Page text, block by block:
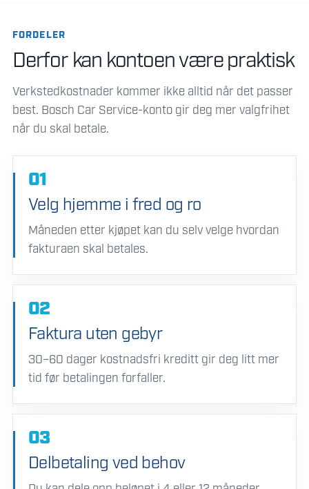
FORDELER
Derfor kan kontoen være praktisk
Verkstedkostnader kommer ikke alltid når det passer
best. Bosch Car Service-konto gir deg mer valgfrihet
når du skal betale.
01
Velg hjemme i fred og ro
Måneden etter kjøpet kan du selv velge hvordan
fakturaen skal betales.
02
Faktura uten gebyr
30–60 dager kostnadsfri kreditt gir deg litt mer
tid før betalingen forfaller.
03
Delbetaling ved behov